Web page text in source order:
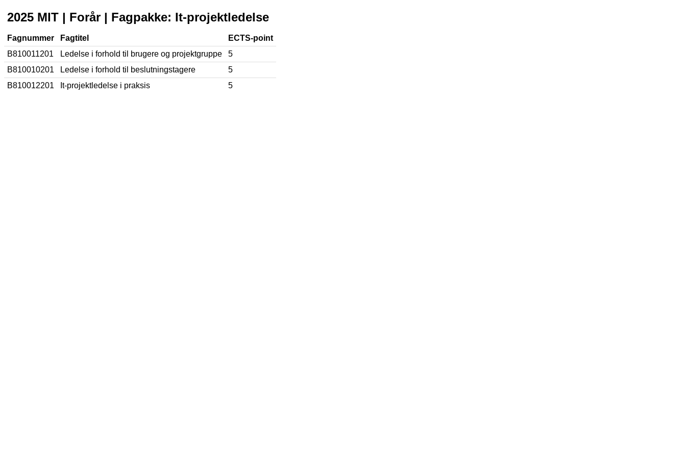
2025 MIT | Forår | Fagpakke: It-projektledelse
Fagnummer Fagtitel
ECTS-point
B810011201
Ledelse i forhold til brugere og projektgruppe
5
B810010201
Ledelse i forhold til beslutningstagere
5
B810012201
It-projektledelse i praksis 5